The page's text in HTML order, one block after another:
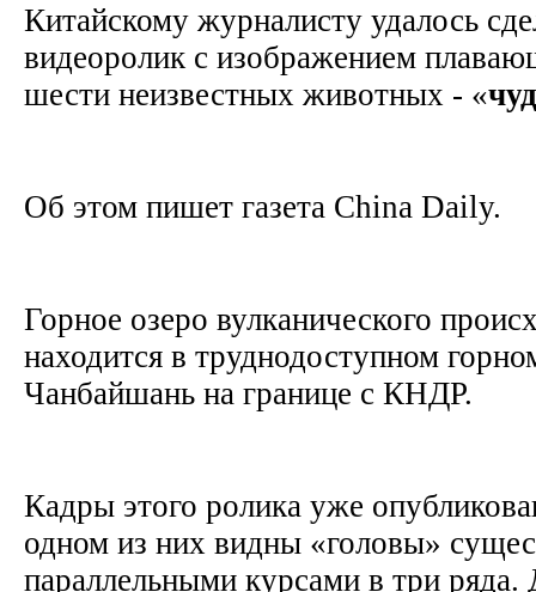
Китайскому журналисту удалось
видеоролик с изображением
шести неизвестных животных - «
Об этом пишет газета China Daily.
Горное озеро вулканического
находится в труднодоступном
Чанбайшань на границе с КНДР.
Кадры этого ролика уже
одном из них видны «головы»
параллельными курсами в три ряда.